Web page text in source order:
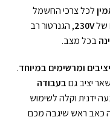
לכל צרכי החשמל
של230V
, הגנרטור רב
בכל מצב.
ומרשימים במיוחד.
בעבודה
ידנית וקלה לשימוש
כאב ראש שיגבה מכם